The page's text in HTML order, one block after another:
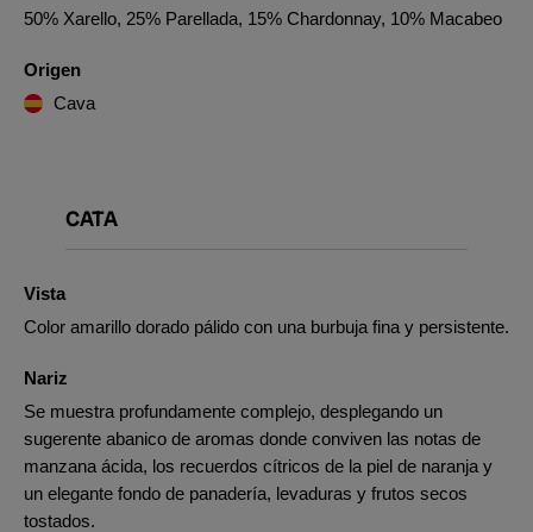
50% Xarello, 25% Parellada, 15% Chardonnay, 10% Macabeo
Origen
Cava
CATA
Vista
Color amarillo dorado pálido con una burbuja fina y persistente.
Nariz
Se muestra profundamente complejo, desplegando un
sugerente abanico de aromas donde conviven las notas de
manzana ácida, los recuerdos cítricos de la piel de naranja y
un elegante fondo de panadería, levaduras y frutos secos
tostados.